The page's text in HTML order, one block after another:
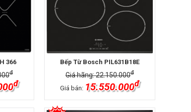
366
đ
đ
Bếp Từ Bosch PIL631B18E
Giá hãng: 22.150.000đ
Giá bán: 15.550.000đ